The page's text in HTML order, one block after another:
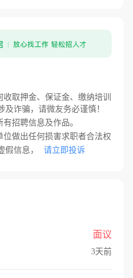
取押金、保证金、缴纳培训
诈骗，请微友务必谨慎！
招聘信息及作品。
做出任何损害求职者合法权
假信息，
请立即投诉
面议
3天前